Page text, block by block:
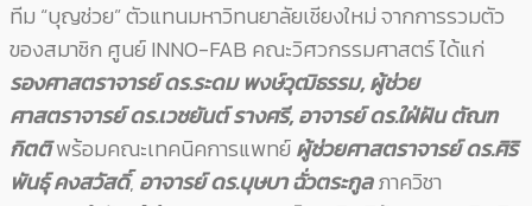
ทีม “บุญช่วย” ตัวแทนมหาวิทนยาลัยเชียงใหม่ จากการรวมตัว
ของสมาชิก ศูนย์ INNO-FAB คณะวิศวกรรมศาสตร์ ได้แก่
รองศาสตราจารย์ ดร.ระดม​ พงษ์วุฒิธรรม,ผู้ช่วย
ศาสตราจารย์ ดร.เวชยันต์​ รางศรี,อาจารย์ ดร.ใฝ่ฝัน​ ตัณฑ
กิตติพร้อมคณะเทคนิคการแพทย์ผู้ช่วยศาสตราจารย์ ดร.ศิริ
พันธุ์ ​คงสวัสดิ์,อาจารย์ ดร.บุษบา​ ฉั่วตระกูลภาควิชา